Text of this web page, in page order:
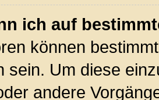
ich auf
können
sein. Um diese
andere